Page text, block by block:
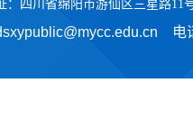
：四川省绵阳市游仙区三星路11
电